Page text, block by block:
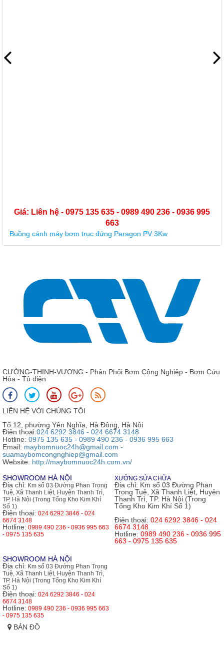
Giá: Liên hệ - 0975 135 635 - 0989 490 236 - 0936 995
663
Buồng cánh máy bơm trục đứng Paragon PV 3Kw
CƯỜNG-THỊNH-VƯƠNG - Phân Phối Bơm Công Nghiệp - Bơm Cứu
Hỏa - Tủ điện
LIÊN HỆ VỚI CHÚNG TÔI
Tổ 12, phường Yên Nghĩa, Hà Đông, Hà Nội
Điện thoại:024 6292 3846 - 024 6674 3148
Hotline: 0975 135 635 - 0989 490 236 - 0936 995 663
Email: maybomnuoc24h@gmail.com -
suamaybomcongnghiep@gmail.com
Website: http://maybomnuoc24h.com.vn/
SHOWROOM HÀ NỘI
Địa chỉ: Km số 03 Đường Phan Trọng
Tuệ, Xã Thanh Liệt, Huyện Thanh Trì,
TP. Hà Nội (Trong Tổng Kho Kim Khí
Số 1)
Điện thoại: 024 6292 3846 - 024
6674 3148
Hotline: 0989 490 236 - 0936 995 663
- 0975 135 635
XƯỞNG SỬA CHỮA
Địa chỉ: Km số 03 Đường Phan
Trọng Tuệ, Xã Thanh Liệt, Huyện
Thanh Trì, TP. Hà Nội (Trong
Tổng Kho Kim Khí Số 1)
Điện thoại: 024 6292 3846 - 024
6674 3148
Hotline: 0989 490 236 - 0936 995
663 - 0975 135 635
SHOWROOM HÀ NỘI
Địa chỉ: Km số 03 Đường Phan Trọng
Tuệ, Xã Thanh Liệt, Huyện Thanh Trì,
TP. Hà Nội (Trong Tổng Kho Kim Khí
Số 1)
Điện thoại: 024 6292 3846 - 024
6674 3148
Hotline: 0989 490 236 - 0936 995 663
- 0975 135 635
BẢN ĐỒ